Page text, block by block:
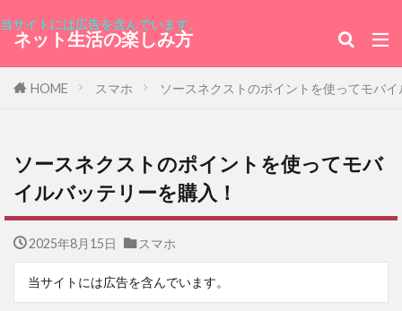
当サイトには広告を含んでいます。
ネット生活の楽しみ方
HOME スマホ ソースネクストのポイントを使ってモバ
ソースネクストのポイントを使ってモバ
イルバッテリーを購入！
2025年8月15日 スマホ
当サイトには広告を含んでいます。